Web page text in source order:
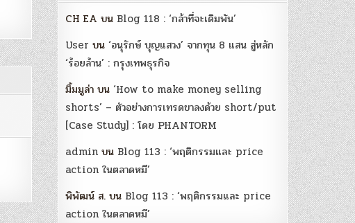
CH EA บน Blog 118 : ‘กล้าที่จะเดิมพัน’
User บน‘อนุรักษ์ บุญแสวง’ จากทุน 8 แสน สู่หลัก
‘ร้อยล้าน’ : กรุงเทพธุรกิจ
มิ้มมูล่า บน‘How to make money selling
shorts’ – ตัวอย่างการเทรดขาลงด้วย short/put
[Case Study] : โดย PHANTORM
admin บน Blog 113 : ‘พฤติกรรมและ price
action ในตลาดหมี’
พิพัฒน์ ส. บน Blog 113 : ‘พฤติกรรมและ price
action ในตลาดหมี’